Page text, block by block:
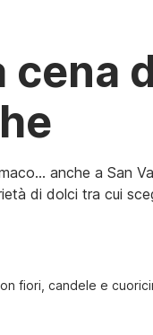
cena
anche a San
di dolci tra cui
fiori, candele e